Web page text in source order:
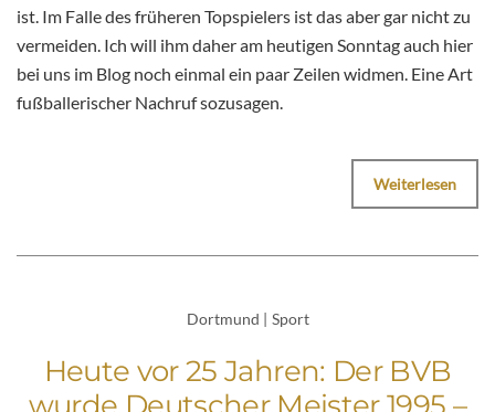
ist. Im Falle des früheren Topspielers ist das aber gar nicht zu
vermeiden. Ich will ihm daher am heutigen Sonntag auch hier
bei uns im Blog noch einmal ein paar Zeilen widmen. Eine Art
fußballerischer Nachruf sozusagen.
Weiterlesen
Dortmund | Sport
Heute vor 25 Jahren: Der BVB